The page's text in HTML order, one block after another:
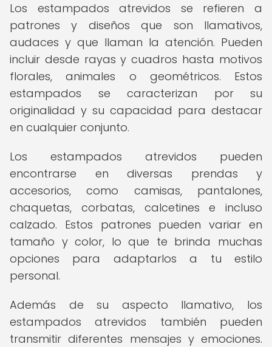
Los estampados atrevidos se refieren a
patrones y diseños que son llamativos,
audaces y que llaman la atención. Pueden
incluir desde rayas y cuadros hasta motivos
florales, animales o geométricos. Estos
estampados se caracterizan por su
originalidad y su capacidad para destacar
en cualquier conjunto.
Los estampados atrevidos pueden
encontrarse en diversas prendas y
accesorios, como camisas, pantalones,
chaquetas, corbatas, calcetines e incluso
calzado. Estos patrones pueden variar en
tamaño y color, lo que te brinda muchas
opciones para adaptarlos a tu estilo
personal.
Además de su aspecto llamativo, los
estampados atrevidos también pueden
transmitir diferentes mensajes y emociones.